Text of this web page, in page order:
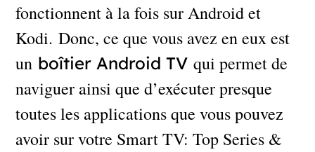
fonctionnent à la fois sur Android et
Kodi. Donc, ce que vous avez en eux est
un boîtier Android TV qui permet de
naviguer ainsi que d’exécuter presque
toutes les applications que vous pouvez
avoir sur votre Smart TV: Top Series &